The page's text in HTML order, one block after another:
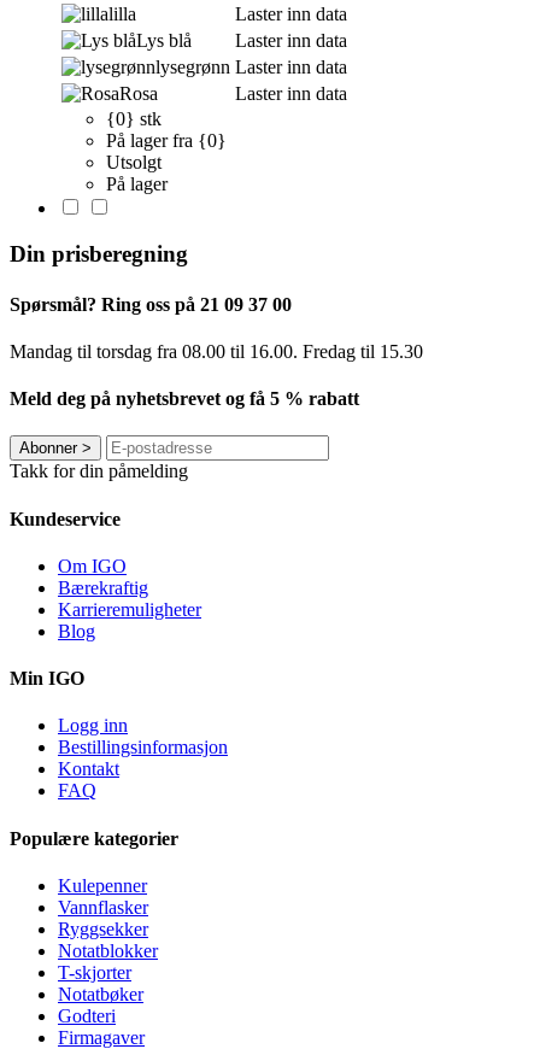
lilla
Laster inn data
Lys blå
Laster inn data
lysegrønn Laster inn data
Rosa
Laster inn data
{0} stk
På lager fra {0}
Utsolgt
På lager
Din prisberegning
Spørsmål? Ring oss på 21 09 37 00
Mandag til torsdag ​​fra 08.00 til 16.00. Fredag til 15.30
Meld deg på nyhetsbrevet og få 5 % rabatt
Abonner>
Takk for din påmelding
Kundeservice
Om IGO
Bærekraftig
Karrieremuligheter
Blog
Min IGO
Logg inn
Bestillingsinformasjon
Kontakt
FAQ
Populære kategorier
Kulepenner
Vannflasker
Ryggsekker
Notatblokker
T-skjorter
Notatbøker
Godteri
Firmagaver